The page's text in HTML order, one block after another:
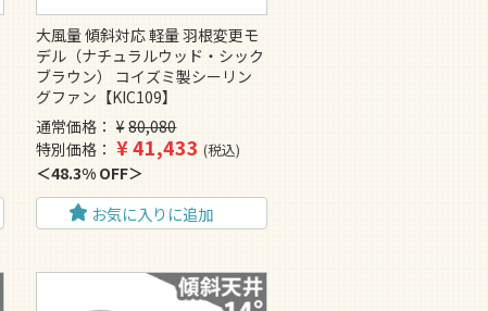
大風量 傾斜対応 軽量 羽根変更モ
デル（ナチュラルウッド・シック
ブラウン） コイズミ製シーリン
グファン【KIC109】
通常価格
¥ 80,080
特別価格
¥41,433 税込
48.3% OFF
お気に入りに追加